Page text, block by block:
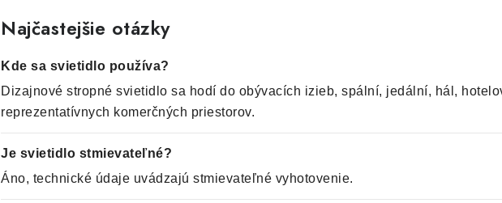
Najčastejšie otázky
Kde sa svietidlo používa?
Dizajnové stropné svietidlo sa hodí do obývacích izieb, spální, jedální, hál,
reprezentatívnych komerčných priestorov.
Je svietidlo stmievateľné?
Áno, technické údaje uvádzajú stmievateľné vyhotovenie.